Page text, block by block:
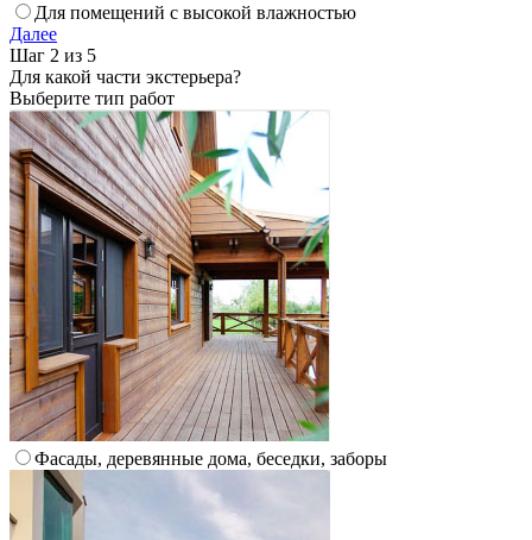
Для помещений с высокой влажностью
Далее
Шаг 2 из 5
Для какой части экстерьера?
Выберите тип работ
Фасады, деревянные дома, беседки, заборы